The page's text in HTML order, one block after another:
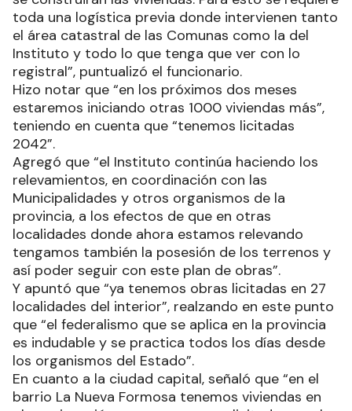
toda una logística previa donde intervienen tanto
el área catastral de las Comunas como la del
Instituto y todo lo que tenga que ver con lo
registral”, puntualizó el funcionario.
Hizo notar que “en los próximos dos meses
estaremos iniciando otras 1000 viviendas más”,
teniendo en cuenta que “tenemos licitadas
2042”.
Agregó que “el Instituto continúa haciendo los
relevamientos, en coordinación con las
Municipalidades y otros organismos de la
provincia, a los efectos de que en otras
localidades donde ahora estamos relevando
tengamos también la posesión de los terrenos y
así poder seguir con este plan de obras”.
Y apuntó que “ya tenemos obras licitadas en 27
localidades del interior”, realzando en este punto
que “el federalismo que se aplica en la provincia
es indudable y se practica todos los días desde
los organismos del Estado”.
En cuanto a la ciudad capital, señaló que “en el
barrio La Nueva Formosa tenemos viviendas en